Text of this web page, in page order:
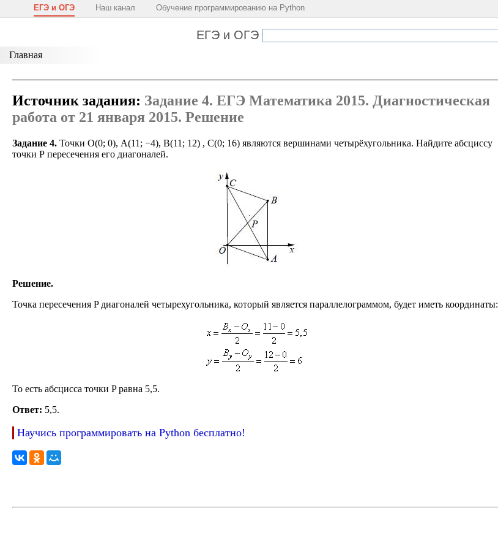
ЕГЭ и ОГЭ Наш канал Обучение программированию на Python
ЕГЭ и ОГЭ
Главная
Источник задания: Задание 4. ЕГЭ Математика 2015. Диагностическая
работа от 21 января 2015. Решение
Задание 4. Точки O(0; 0), A(11; −4), B(11; 12) , C(0; 16) являются вершинами четырёхугольника. Найдите абсциссу
точки P пересечения его диагоналей.
Решение.
Точка пересечения P диагоналей четырехугольника, который является параллелограммом, будет иметь координаты:
То есть абсцисса точки P равна 5,5.
Ответ: 5,5.
Научись программировать на Python бесплатно!